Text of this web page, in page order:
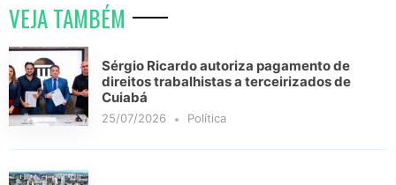
VEJA TAMBÉM
Sérgio Ricardo autoriza pagamento de
direitos trabalhistas a terceirizados de
Cuiabá
25/07/2026 Política